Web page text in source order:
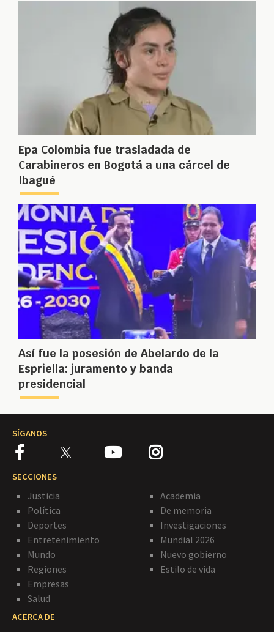
Epa Colombia fue trasladada de
Carabineros en Bogotá a una cárcel de
Ibagué
Así fue la posesión de Abelardo de la
Espriella: juramento y banda
presidencial
SÍGANOS
SECCIONES
Justicia
Política
Deportes
Entretenimiento
Mundo
Regiones
Empresas
Salud
Academia
De memoria
Investigaciones
Mundial 2026
Nuevo gobierno
Estilo de vida
ACERCA DE